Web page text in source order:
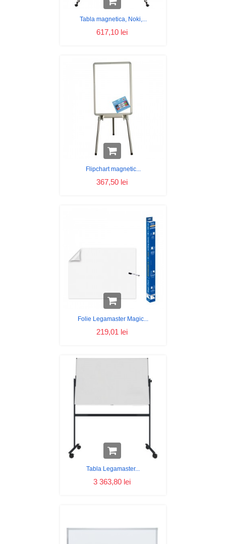
Tabla magnetica, Noki,...
617,10 lei
Flipchart magnetic...
367,50 lei
Folie Legamaster Magic...
219,01 lei
Tabla Legamaster...
3 363,80 lei